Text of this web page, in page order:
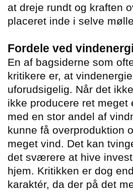
at dreje rundt og kraften
placeret inde i selve
Fordele ved vindenergi
En af bagsiderne som
kritikere er, at
uforudsigelig. Når det
ikke producere ret meget
med en stor andel af
kunne få overproduktion
meget vind. Det kan
det sværere at hive
hjem. Kritikken er dog
karaktér, da der på det